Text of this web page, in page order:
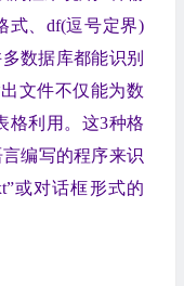
式、df(逗号定界)
数据库都能识别
文件不仅能为数
格利用。这3种格
编写的程序来识
或对话框形式的